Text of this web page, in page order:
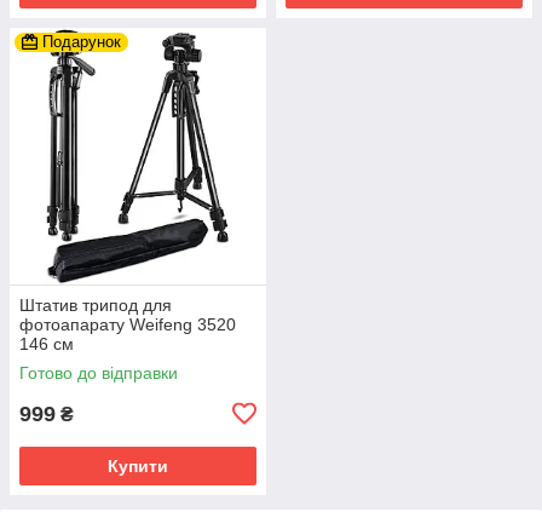
Подарунок
Штатив трипод для
фотоапарату Weifeng 3520
146 см
Готово до відправки
999 ₴
Купити